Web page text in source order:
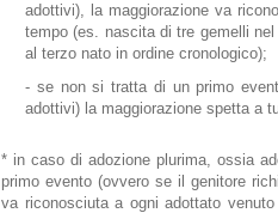
adottivi), la maggiorazione va
tempo (es. nascita di tre gemelli
al terzo nato in ordine cronologico);
- se non si tratta di un primo
adottivi) la maggiorazione spetta a
* in caso di adozione plurima, ossia
primo evento (ovvero se il genitore
va riconosciuta a ogni adottato